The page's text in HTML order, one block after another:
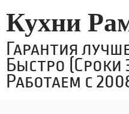
Кухни
Гарантия
Быстро (Сроки
Работаем с